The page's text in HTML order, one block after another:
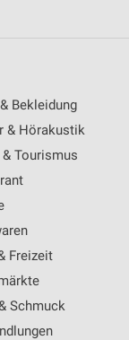
Bekleidung
& Hörakustik
& Tourismus
Freizeit
Schmuck